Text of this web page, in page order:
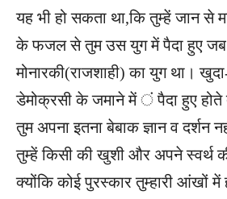
यह भी हो सकता था,कि तुम्हें जान से
के फजल से तुम उस युग में पैदा हुए जब
मोनारकी(राजशाही) का युग था।
डेमोक्रसी के जमाने में ं पैदा हुए होते
तुम अपना इतना बेबाक ज्ञान व दर्शन
तुम्हें किसी की खुशी और अपने स्वर्थ
क्योंकि कोई पुरस्कार तुम्हारी आंखों में